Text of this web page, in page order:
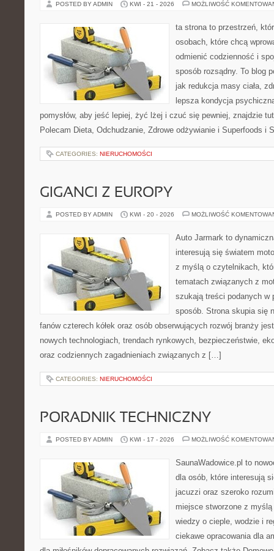
POSTED BY ADMIN KWI - 21 - 2026 MOŻLIWOŚĆ
ta strona to przestrzeń,
osobach, które chcą
odmienić codzienność i
sposób rozsądny. To blog
jak redukcja masy ciała,
lepsza kondycja
pomysłów, aby jeść lepiej, żyć lżej i czuć się pewniej, znajdzie
Polecam Dieta, Odchudzanie, Zdrowe odżywianie i Superfoods i
CATEGORIES: NIERUCHOMOŚCI
GIGANCI Z EUROPY
POSTED BY ADMIN KWI - 20 - 2026 MOŻLIWOŚĆ
Auto Jarmark to
interesują się światem
z myślą o czytelnikach,
tematach związanych z
szukają treści podanych w
sposób. Strona skupia się
fanów czterech kółek oraz osób obserwujących rozwój branży
nowych technologiach, trendach rynkowych, bezpieczeństwie,
oraz codziennych zagadnieniach związanych z […]
CATEGORIES: NIERUCHOMOŚCI
PORADNIK TECHNICZNY
POSTED BY ADMIN KWI - 17 - 2026 MOŻLIWOŚĆ
SaunaWadowice.pl to
dla osób, które interesują
jacuzzi oraz szeroko
miejsce stworzone z
wiedzy o cieple, wodzie i
ciekawe opracowania dla